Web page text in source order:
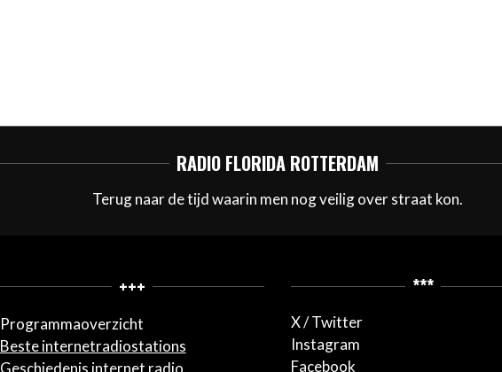
RADIO FLORIDA ROTTERDAM
Terug naar de tijd waarin men nog veilig over straat kon.
+++
Programmaoverzicht
Beste internetradiostations
Geschiedenis internet radio
***
X / Twitter
Instagram
Facebook